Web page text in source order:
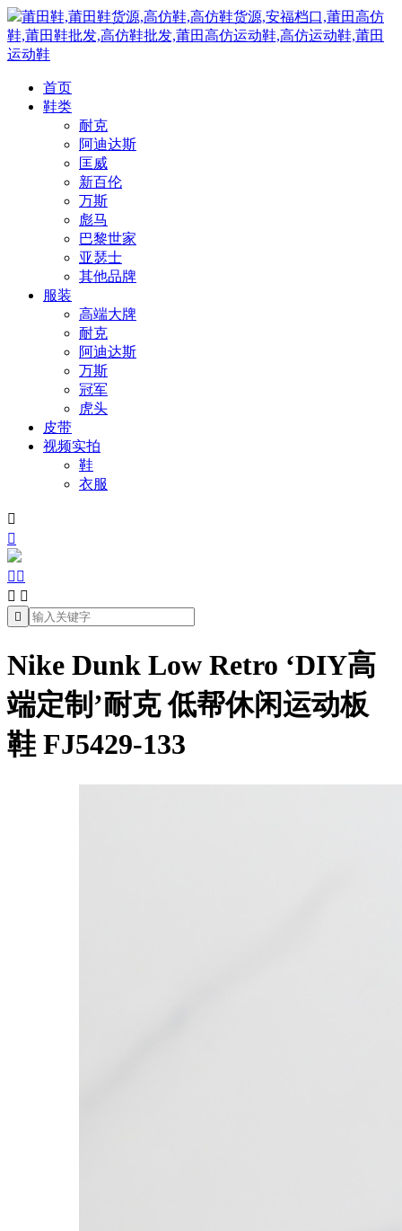
莆田鞋,莆田鞋货源,高仿鞋,高仿鞋货源,安福档口,莆田高仿
鞋,莆田鞋批发,高仿鞋批发,莆田高仿运动鞋,高仿运动鞋,莆田
运动鞋
首页
鞋类
耐克
阿迪达斯
匡威
新百伦
万斯
彪马
巴黎世家
亚瑟士
其他品牌
服装
高端大牌
耐克
阿迪达斯
万斯
冠军
虎头
皮带
视频实拍
鞋
衣服


 
 

Nike Dunk Low Retro ‘DIY高
端定制’耐克 低帮休闲运动板
鞋 FJ5429-133